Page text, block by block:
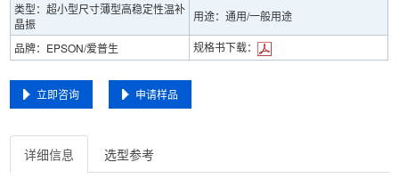
类型：超小型尺寸薄型高稳定性温补
晶振
用途：通用/一般用途
品牌：EPSON/爱普生 规格书下载：
立即咨询 申请样品
详细信息 选型参考